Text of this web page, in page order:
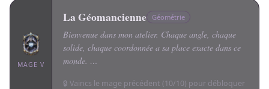
MAGE V
La Géomancienne Géométrie
Bienvenue dans mon atelier. Chaque angle, chaque
solide, chaque coordonnée a sa place exacte dans ce
monde. …
🔒 Vaincs le mage précédent (10/10) pour débloquer